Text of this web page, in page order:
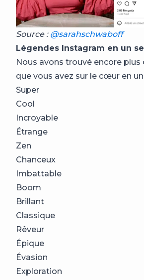
Source : @sarahschwaboff
Légendes Instagram en un
Nous avons trouvé encore plus
que vous avez sur le cœur en
Super
Cool
Incroyable
Étrange
Zen
Chanceux
Imbattable
Boom
Brillant
Classique
Rêveur
Épique
Évasion
Exploration